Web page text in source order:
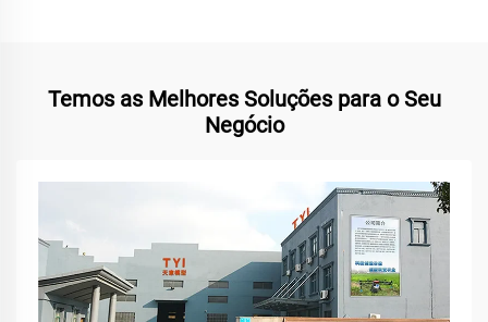
Temos as Melhores Soluções para o Seu
Negócio